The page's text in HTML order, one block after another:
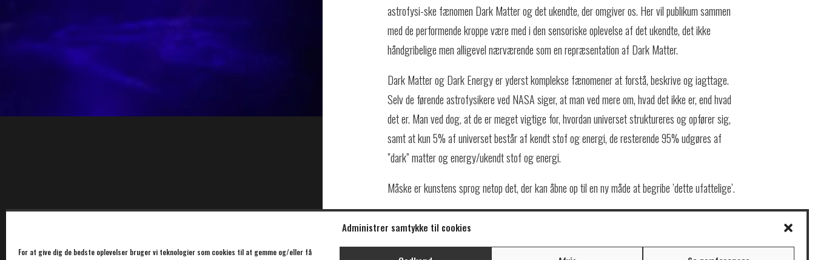
Administrer samtykke til cookies
For at give dig de bedste oplevelser bruger vi teknologier som cookies til at gemme og/eller få
astrofysi-ske fænomen Dark Matter og det ukendte, der omgiver os. Her vil publikum sammen
med de performende kroppe være med i den sensoriske oplevelse af det ukendte, det ikke
håndgribelige men alligevel nærværende som en repræsentation af Dark Matter.
Dark Matter og Dark Energy er yderst komplekse fænomener at forstå, beskrive og iagttage.
Selv de førende astrofysikere ved NASA siger, at man ved mere om, hvad det ikke er, end hvad
det er. Man ved dog, at de er meget vigtige for, hvordan universet struktureres og opfører sig,
samt at kun 5% af universet består af kendt stof og energi, de resterende 95% udgøres af
”dark” matter og energy/ukendt stof og energi.
Måske er kunstens sprog netop det, der kan åbne op til en ny måde at begribe ’dette ufattelige’.
Iscenesætter og performer Lene Kreilgaard